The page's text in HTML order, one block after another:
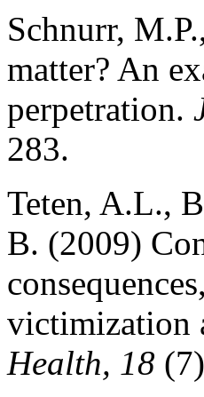
Schnurr,
matter? An
perpetration.
283.
Teten, A.L.,
B. (2009)
victimization
Health, 18